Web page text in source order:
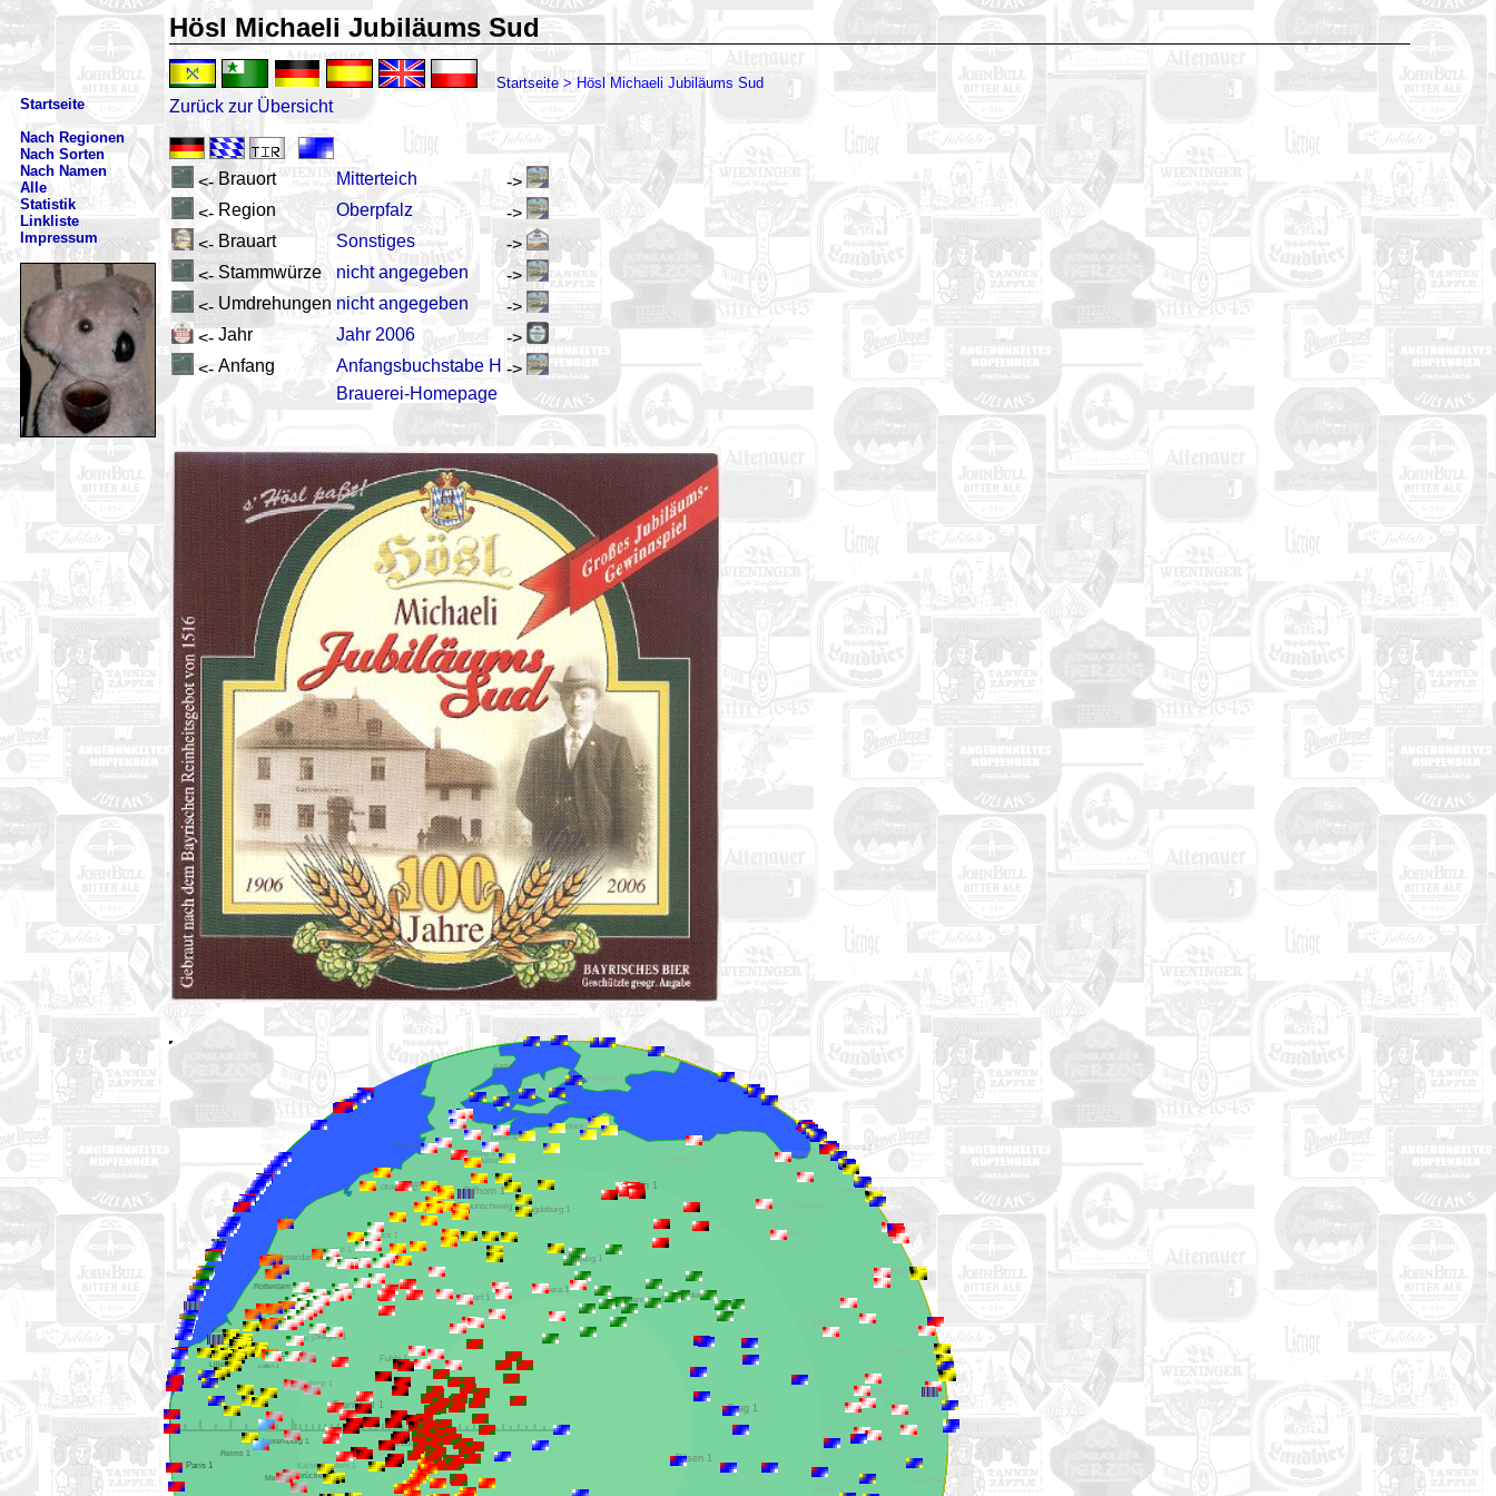
Hösl Michaeli Jubiläums Sud
Startseite > Hösl Michaeli Jubiläums Sud
Startseite
Nach Regionen
Nach Sorten
Nach Namen
Alle
Statistik
Linkliste
Impressum
Zurück zur Übersicht
<- Brauort Mitterteich
->
<- Region Oberpfalz
->
<- Brauart Sonstiges
->
<- Stammwürze nicht angegeben
->
<- Umdrehungen nicht angegeben
->
<- Jahr Jahr 2006
->
<- Anfang Anfangsbuchstabe H ->
Brauerei-Homepage
Berlin 1
Gifhorn 1
Paris 1
Amsterdam 1
Warschau 1
Prag 1
Frankfurt 1
Brüssel 1
Hamburg 1
Hannover 1
Köln 1
Leipzig 1
Luxemburg 1
Bremen 1
Dresden 1
Rostock 1
Magdeburg 1
Saarbrücken 1
Erfurt 1
Lille 1
Eindhoven 1
Rotterdam 1
Metz 1
Lübeck 1
Aarhus 1
Fulda 1
Dortmund 1 Gera 1
Pilsen 1
Würzburg 1
Braunschweig 1
Lüneburg 1
Oldenburg 1
Osnabrück 1
Aachen 1
Münster 1
Siegen 1
Kaiserslautern 1
Koblenz 1
Chemnitz 1
Helgoland 1
Hengelo 1
Kaschau 1
Reims 1
Lüttich 1
Ostende 1